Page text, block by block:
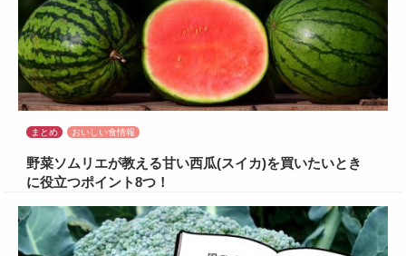
まとめ おいしい食情報
野菜ソムリエが教える甘い西瓜(スイカ)を買いたいとき
に役立つポイント8つ！